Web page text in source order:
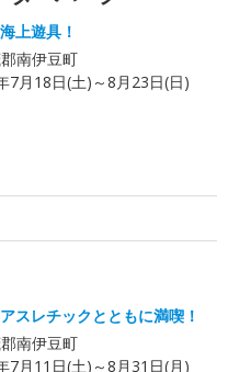
上遊具！
南伊豆町
7月18日(土)～8月23日(日)
スレチックとともに満喫！
南伊豆町
7月11日(土)～8月31日(月)